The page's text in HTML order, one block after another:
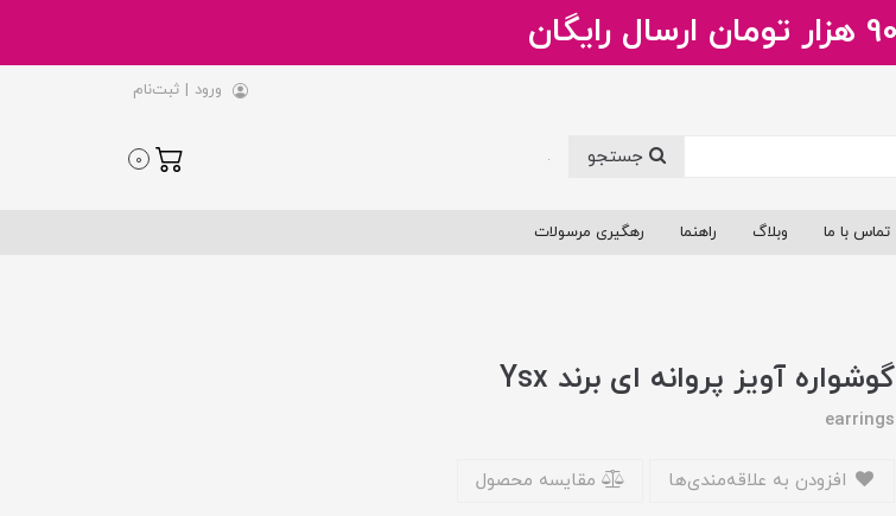
ورود | ثبت‌نام
.
0
تماس با ما وبلاگ راهنما رهگیری مرسولات
گوشواره آویز پروانه ای برند Ysx
earrings
مقایسه محصول